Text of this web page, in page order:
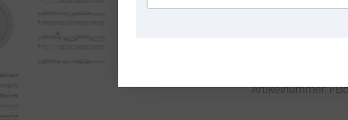
Artikelnummer: